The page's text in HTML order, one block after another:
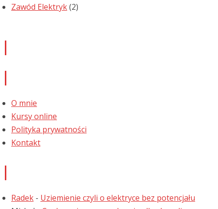
Zawód Elektryk(2)
O mnie
Kursy online
Polityka prywatności
Kontakt
Radek - Uziemienie czyli o elektryce bez potencjału